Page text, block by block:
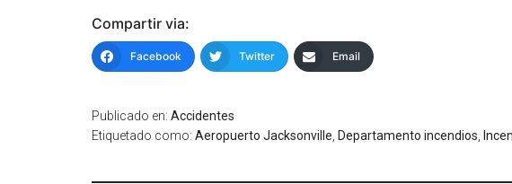
Compartir via:
Facebook Twitter Email
Publicado en: Accidentes
Etiquetado como: Aeropuerto Jacksonville Departamento incendios